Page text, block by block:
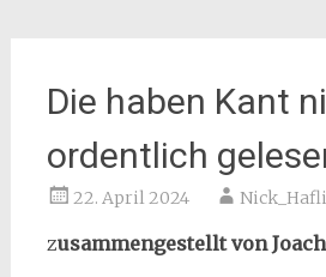
Die haben Kant
ordentlich
22. April 2024
zusammengestellt von